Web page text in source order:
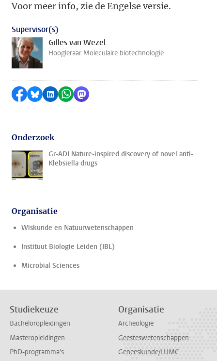
Voor meer info, zie de Engelse versie.
Supervisor(s)
Gilles van Wezel
Hoogleraar Moleculaire biotechnologie
Delen op Facebook
Delen via Bluesky
Delen op LinkedIn
Delen via WhatsApp
Delen via Mastodon
Onderzoek
Gr-ADI Nature-inspired discovery of novel anti-
Klebsiella drugs
Organisatie
Wiskunde en Natuurwetenschappen
Instituut Biologie Leiden (IBL)
Microbial Sciences
Studiekeuze
Bacheloropleidingen
Masteropleidingen
PhD-programma's
Organisatie
Archeologie
Geesteswetenschappen
Geneeskunde/LUMC